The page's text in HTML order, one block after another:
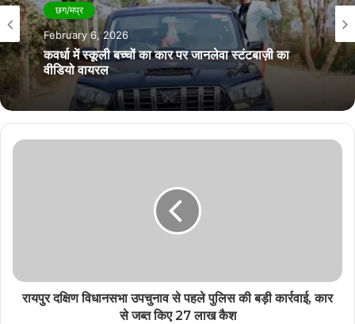
छग/मप्र
February 6, 2026
कवर्धा में स्कूली बच्चों का कार पर जानलेवा स्टंटबाज़ी का
वीडियो वायरल
रायपुर दक्षिण विधानसभा उपचुनाव से पहले पुलिस की बड़ी कार्रवाई, कार
से जब्त किए 27 लाख कैश